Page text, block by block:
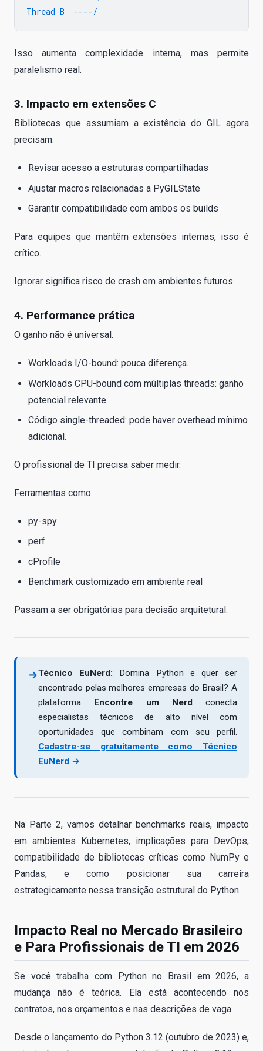
Isso aumenta complexidade interna, mas permite
paralelismo real.
3. Impacto em extensões C
Bibliotecas que assumiam a existência do GIL agora
precisam:
Revisar acesso a estruturas compartilhadas
Ajustar macros relacionadas a PyGILState
Garantir compatibilidade com ambos os builds
Para equipes que mantêm extensões internas, isso é
crítico.
Ignorar significa risco de crash em ambientes futuros.
4. Performance prática
O ganho não é universal.
Workloads I/O-bound: pouca diferença.
Workloads CPU-bound com múltiplas threads: ganho
potencial relevante.
Código single-threaded: pode haver overhead mínimo
adicional.
O profissional de TI precisa saber medir.
Ferramentas como:
py-spy
perf
cProfile
Benchmark customizado em ambiente real
Passam a ser obrigatórias para decisão arquitetural.
→Técnico EuNerd: Domina Python e quer ser
encontrado pelas melhores empresas do Brasil? A
plataforma Encontre um Nerdconecta
especialistas técnicos de alto nível com
oportunidades que combinam com seu perfil.
Cadastre-se gratuitamente como Técnico
EuNerd →
Na Parte 2, vamos detalhar benchmarks reais, impacto
em ambientes Kubernetes, implicações para DevOps,
compatibilidade de bibliotecas críticas como NumPy e
Pandas, e como posicionar sua carreira
estrategicamente nessa transição estrutural do Python.
Impacto Real no Mercado Brasileiro
e Para Profissionais de TI em 2026
Se você trabalha com Python no Brasil em 2026, a
mudança não é teórica. Ela está acontecendo nos
contratos, nos orçamentos e nas descrições de vaga.
Desde o lançamento do Python 3.12 (outubro de 2023) e,